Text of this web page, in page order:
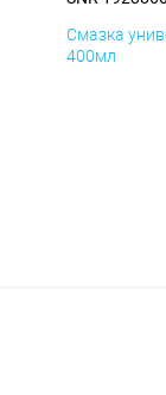
Смазка
400мл